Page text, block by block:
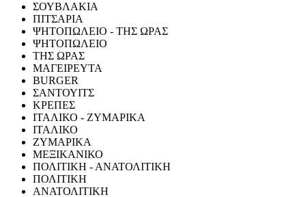
ΣΟΥΒΛΑΚΙΑ
ΠΙΤΣΑΡΙΑ
ΨΗΤΟΠΩΛΕΙΟ - ΤΗΣ ΩΡΑΣ
ΨΗΤΟΠΩΛΕΙΟ
ΤΗΣ ΩΡΑΣ
ΜΑΓΕΙΡΕΥΤΑ
BURGER
ΣΑΝΤΟΥΙΤΣ
ΚΡΕΠΕΣ
ΙΤΑΛΙΚΟ - ΖΥΜΑΡΙΚΑ
ΙΤΑΛΙΚΟ
ΖΥΜΑΡΙΚΑ
ΜΕΞΙΚΑΝΙΚΟ
ΠΟΛΙΤΙΚΗ - ΑΝΑΤΟΛΙΤΙΚΗ
ΠΟΛΙΤΙΚΗ
ΑΝΑΤΟΛΙΤΙΚΗ